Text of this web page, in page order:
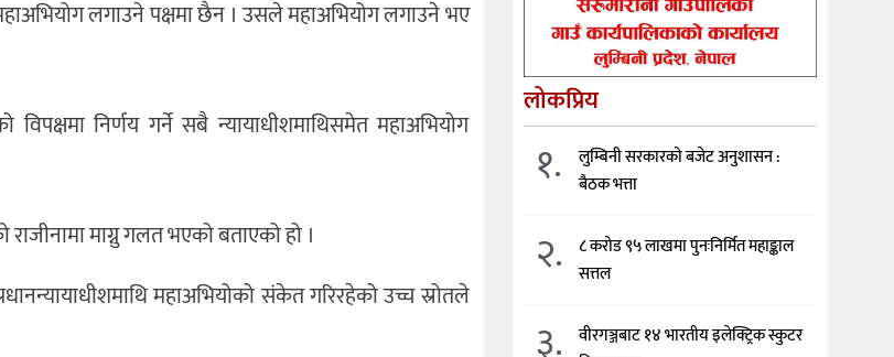
लगाउने पक्षमा छैन । उसले महाअभियोग लगाउने भए
निर्णय गर्ने सबै न्यायाधीशमाथिसमेत महाअभियोग
माग्नु गलत भएको बताएको हो ।
महाअभियोको संकेत गरिरहेको उच्च स्रोतले
लोकप्रिय
१.
लुम्बिनी सरकारको बजेट अनुशासन :
बैठक भत्ता
२.
८ करोड ९५ लाखमा पुनःनिर्मित महाङ्काल
सत्तल
३.
वीरगञ्जबाट १४ भारतीय इलेक्ट्रिक स्कुटर